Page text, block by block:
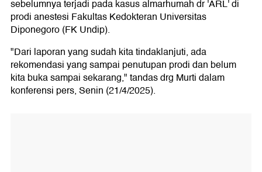
sebelumnya terjadi pada kasus almarhumah dr 'ARL' di
prodi anestesi Fakultas Kedokteran Universitas
Diponegoro (FK Undip).
"Dari laporan yang sudah kita tindaklanjuti, ada
rekomendasi yang sampai penutupan prodi dan belum
kita buka sampai sekarang," tandas drg Murti dalam
konferensi pers, Senin (21/4/2025).